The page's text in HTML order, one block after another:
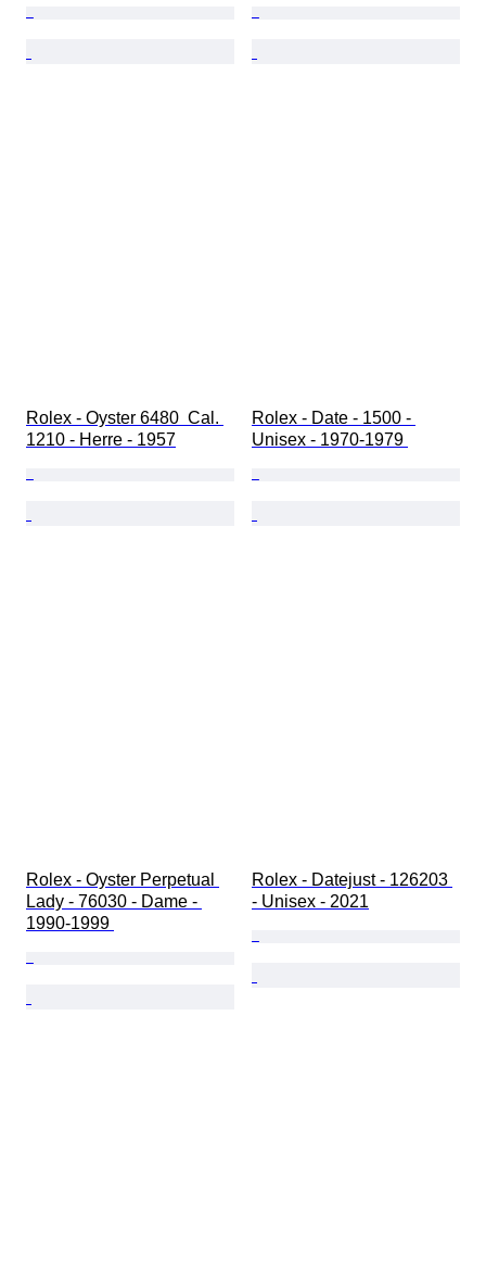
Rolex - Oyster 6480  Cal.
1210 - Herre - 1957
Rolex - Date - 1500 -
Unisex - 1970-1979
Rolex - Oyster Perpetual
Lady - 76030 - Dame -
1990-1999
Rolex - Datejust - 126203
- Unisex - 2021